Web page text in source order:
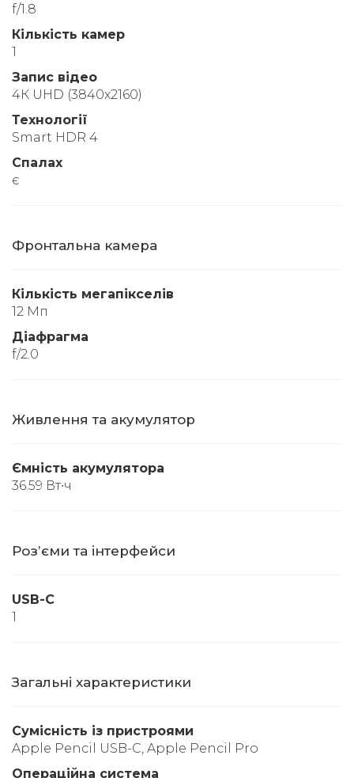
f/1.8
Кількість камер
1
Запис відео
4К UHD (3840x2160)
Технології
Smart HDR 4
Спалах
є
Фронтальна камера
Кількість мегапікселів
12 Мп
Діафрагма
f/2.0
Живлення та акумулятор
Ємність акумулятора
36.59 Вт∙ч
Розʼєми та інтерфейси
USB-C
1
Загальні характеристики
Сумісність із пристроями
Apple Pencil USB-C, Apple Pencil Pro
Операційна система